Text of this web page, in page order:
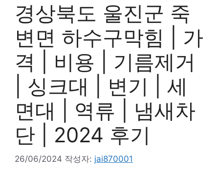
경상북도 울진군 죽
변면 하수구막힘 | 가
격 | 비용 | 기름제거
| 싱크대 | 변기 | 세
면대 | 역류 | 냄새차
단 | 2024 후기
26/06/2024 작성자: jai870001